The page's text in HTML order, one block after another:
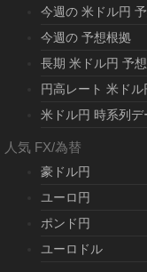
今週の 米ドル円
今週の 予想根拠
長期 米ドル円 予想
円高レート 米ドル
米ドル円 時系列デ
人気 FX/為替
豪ドル円
ユーロ円
ポンド円
ユーロドル